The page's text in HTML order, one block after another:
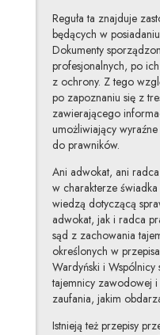
Reguła ta znajduje
będących w
Dokumenty
profesjonalnych, po
z ochrony. Z tego
po zapoznaniu się z
zawierającego
umożliwiający
do prawników.
Ani adwokat, ani
w charakterze
wiedzą dotyczącą
adwokat, jak i radca
sąd z zachowania
określonych w
Wardyński i
tajemnicy zawodowej i
zaufania, jakim
Istnieją też przepisy